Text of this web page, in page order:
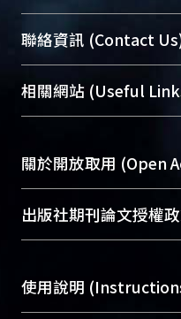
臺大位居世界頂尖大
展現本校豐碩的研究
機構典藏（NTUR）與
台，成為臺大學術典
成果。
To permanently
profiles and scholarly
services of “NTU
聯絡資訊 (Contact
總館學科館員(Main
醫學圖書館學科館員
Sciences Library)
相關網站 (Useful
關於開放取用 (Open
開放取用是從使用者
動，應用在學術研究
用逐年攀升。同時可
出版社期刊論文授權
含部分內容的版權
助與合作完成，請
使用說明